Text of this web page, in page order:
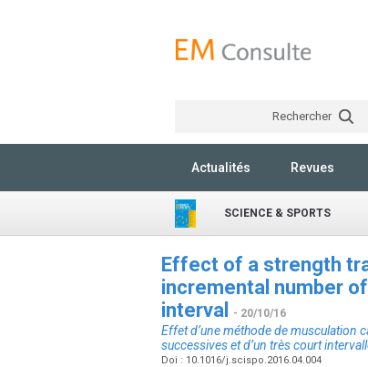
Rechercher
Actualités Revues
SCIENCE & SPORTS
Effect of a strength
incremental number
interval
- 20/10/16
Effet d’une méthode de musculation
successives et d’un très court
Doi : 10.1016/j.scispo.2016.04.004